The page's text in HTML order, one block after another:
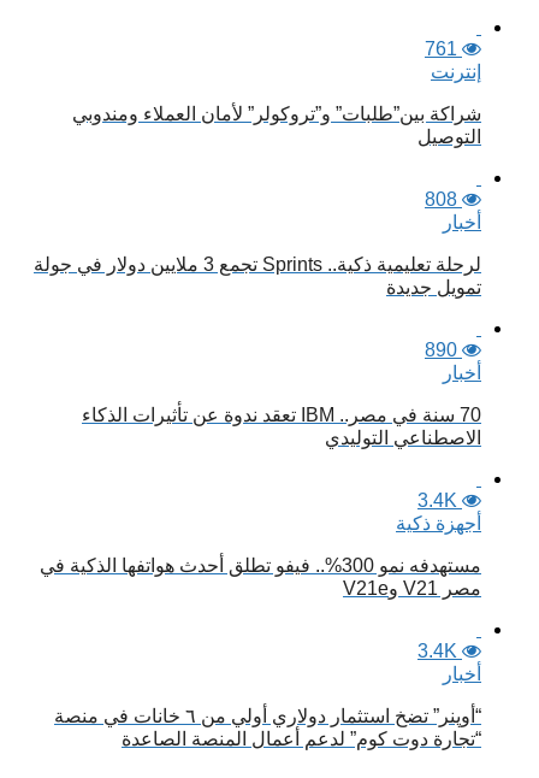
761
إنترنت
شراكة بين”طلبات” و”تروكولر” لأمان العملاء ومندوبي
التوصيل
808
أخبار
لرحلة تعليمية ذكية.. Sprints تجمع 3 ملايين دولار في جولة
تمويل جديدة
890
أخبار
70 سنة في مصر.. IBM تعقد ندوة عن تأثيرات الذكاء
الاصطناعي التوليدي
3.4K
أجهزة ذكية
مستهدفه نمو 300%.. فيفو تطلق أحدث هواتفها الذكية في
مصر V21 وV21e
3.4K
أخبار
“أوپنر” تضخ استثمار دولاري أولي من ٦ خانات في منصة
“تجارة دوت كوم” لدعم أعمال المنصة الصاعدة